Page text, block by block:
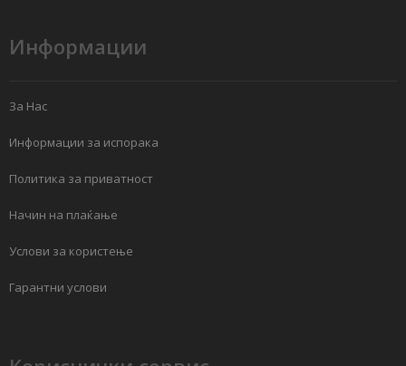
Информации
За Нас
Информации за испорака
Политика за приватност
Начин на плаќање
Услови за користење
Гарантни услови